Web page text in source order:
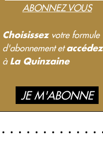
ABONNEZ VOUS
Choisissez votre formule
d'abonnement etaccédez
à La Quinzaine
JE M'ABONNE